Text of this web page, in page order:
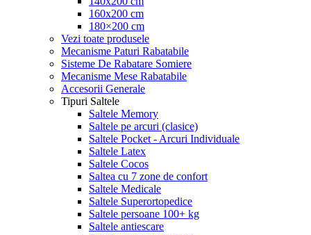
160x200 cm
180×200 cm
Vezi toate produsele
Mecanisme Paturi Rabatabile
Sisteme De Rabatare Somiere
Mecanisme Mese Rabatabile
Accesorii Generale
Tipuri Saltele
Saltele Memory
Saltele pe arcuri (clasice)
Saltele Pocket - Arcuri Individuale
Saltele Latex
Saltele Cocos
Saltea cu 7 zone de confort
Saltele Medicale
Saltele Superortopedice
Saltele persoane 100+ kg
Saltele antiescare